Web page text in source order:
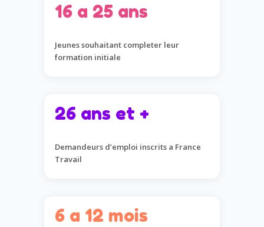
16 a 25 ans
Jeunes souhaitant completer leur
formation initiale
26 ans et +
Demandeurs d’emploi inscrits a France
Travail
6 a 12 mois